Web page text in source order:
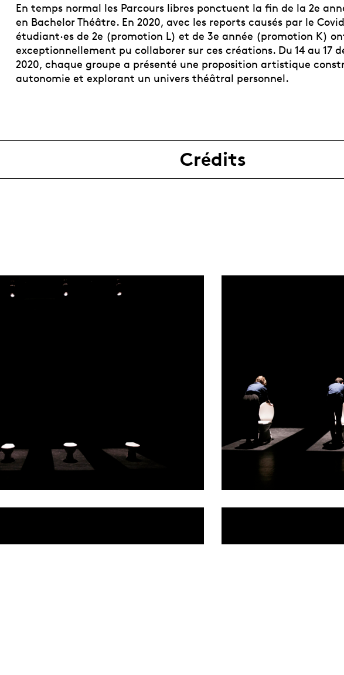
En temps normal les Parcours libres ponctuent la fin de la 2e
en Bachelor Théâtre. En 2020, avec les reports causés par le
étudiant·es de 2e (promotion L) et de 3e année (promotion K)
exceptionnellement pu collaborer sur ces créations. Du 14 au 17
2020, chaque groupe a présenté une proposition artistique
autonomie et explorant un univers théâtral personnel. ⁠⁠
Crédits